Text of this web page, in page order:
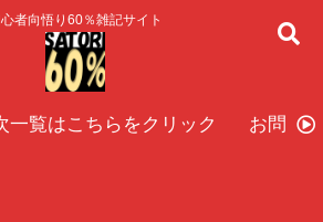
者向悟り60％雑記サイト
一覧はこちらをクリック お問い